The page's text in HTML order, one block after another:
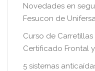
Novedades en
Fesucon de
Curso de
Certificado Frontal
5 sistemas